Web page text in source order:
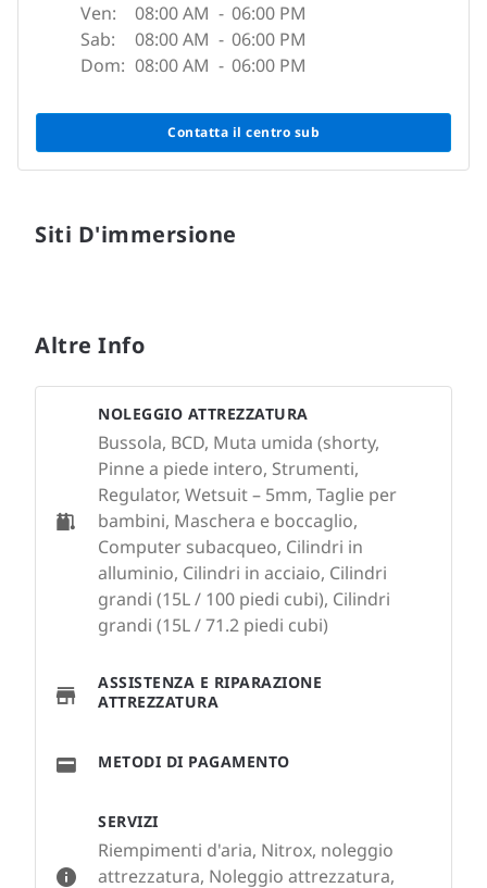
Ven:
08:00 AM - 06:00 PM
Sab:
08:00 AM - 06:00 PM
Dom: 08:00 AM - 06:00 PM
Contatta il centro sub
Siti D'immersione
Altre Info
SERVIZI
Riempimenti d'aria, Nitrox, noleggio
attrezzatura, Noleggio attrezzatura,
NOLEGGIO ATTREZZATURA
Bussola, BCD, Muta umida (shorty,
Pinne a piede intero, Strumenti,
Regulator, Wetsuit – 5mm, Taglie per
bambini, Maschera e boccaglio,
Computer subacqueo, Cilindri in
alluminio, Cilindri in acciaio, Cilindri
grandi (15L / 100 piedi cubi), Cilindri
grandi (15L / 71.2 piedi cubi)
ASSISTENZA E RIPARAZIONE
ATTREZZATURA
METODI DI PAGAMENTO